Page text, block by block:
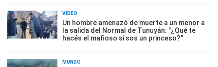
VIDEO
Un hombre amenazó de muerte a un menor a
la salida del Normal de Tunuyán: "¿Qué te
hacés el mafioso si sos un princeso?"
MUNDO